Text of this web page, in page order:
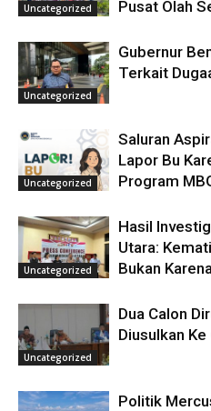
Uncategorized
Pusat Olah
Uncategorized
Gubernur
Terkait
Uncategorized
Saluran
Lapor Bu
Program
Uncategorized
Hasil
Utara:
Bukan
Uncategorized
Dua Calon
Diusulkan Ke
Politik